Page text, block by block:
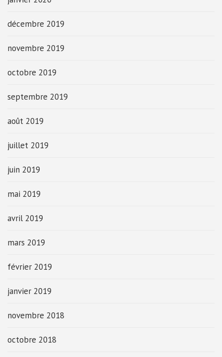
décembre 2019
novembre 2019
octobre 2019
septembre 2019
août 2019
juillet 2019
juin 2019
mai 2019
avril 2019
mars 2019
février 2019
janvier 2019
novembre 2018
octobre 2018